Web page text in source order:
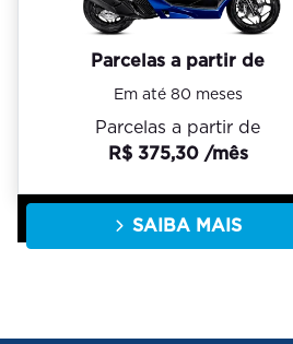
Parcelas a partir de
Em até 80 meses
Parcelas a partir de
R$ 375,30 /mês
SAIBA MAIS